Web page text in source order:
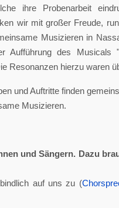
ihre Probenarbeit
wir mit großer Freude,
Musizieren in
Aufführung des Musicals
Resonanzen hierzu waren
und Auftritte finden
Musizieren.
und Sängern. Dazu
auf uns zu (